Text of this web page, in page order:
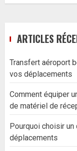
ARTICLES
Transfert aéroport
vos déplacements
Comment équiper
de matériel de
Pourquoi choisir
déplacements